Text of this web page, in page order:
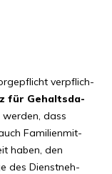
ver­pflich­
für Gehalts­da­
wer­den, dass
Fami­li­en­mit­
haben, den
des Dienst­neh­